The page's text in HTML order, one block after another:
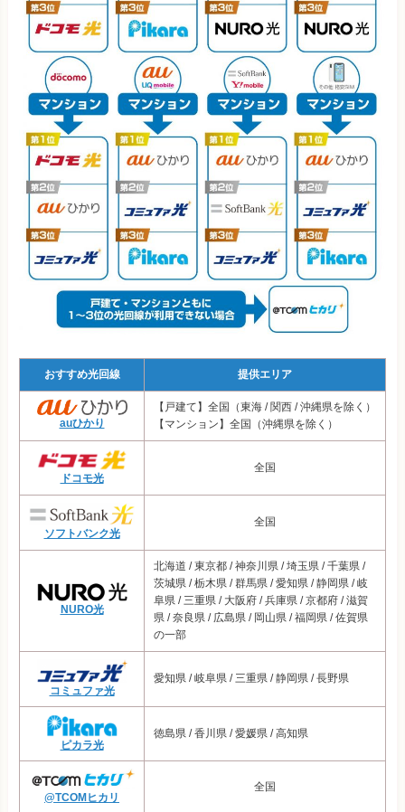
＠TCOMヒカリ 4,371円
4,735円
光回線
なし
フレッツ光 東日本 7,064円
エキサイト光 4,827円
ぷらら光
U-NEXT光 5,445円
おてがる光
楽天ひかり
※実質月額料金…利用期間中に支払う全ての金額から割引要素を差し
引いて、ひと月あたりに換算した料金のこと
おすすめ光回線 提供エリア
auひかり
【戸建て】全国（東海 / 関西 / 沖縄県を除く）
【マンション】全国（沖縄県を除く）
ドコモ光
全国
ソフトバンク光
全国
NURO光
北海道 / 東京都 / 神奈川県 / 埼玉県 / 千葉県 /
茨城県 / 栃木県 / 群馬県 / 愛知県 / 静岡県 / 岐
阜県 / 三重県 / 大阪府 / 兵庫県 / 京都府 / 滋賀
県 / 奈良県 / 広島県 / 岡山県 / 福岡県 / 佐賀県
の一部
コミュファ光
愛知県 / 岐阜県 / 三重県 / 静岡県 / 長野県
ピカラ光
徳島県 / 香川県 / 愛媛県 / 高知県
@TCOMヒカリ
全国